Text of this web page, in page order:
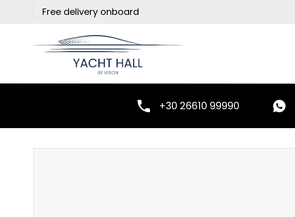
Free delivery onboard
+30 26610 99990